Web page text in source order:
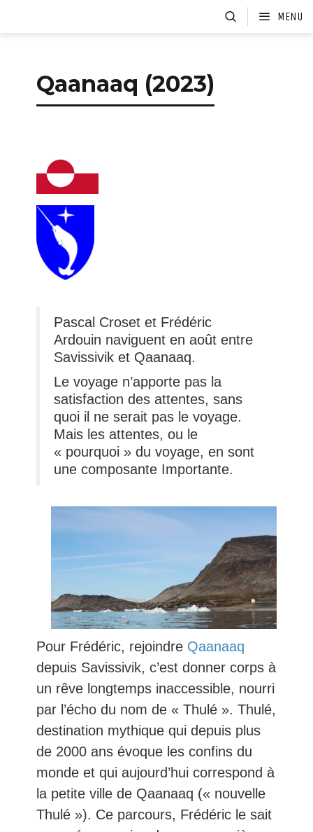
MENU
CARNETS DE VOYAGE
Qaanaaq (2023)
Pascal Croset et Frédéric
Ardouin naviguent en août entre
Savissivik et Qaanaaq.
Le voyage n’apporte pas la
satisfaction des attentes, sans
quoi il ne serait pas le voyage.
Mais les attentes, ou le
« pourquoi » du voyage, en sont
une composante Importante.
Pour Frédéric, rejoindre Qaanaaq
depuis Savissivik, c’est donner corps à
un rêve longtemps inaccessible, nourri
par l’écho du nom de « Thulé ». Thulé,
destination mythique qui depuis plus
de 2000 ans évoque les confins du
monde et qui aujourd’hui correspond à
la petite ville de Qaanaaq (« nouvelle
Thulé »). Ce parcours, Frédéric le sait